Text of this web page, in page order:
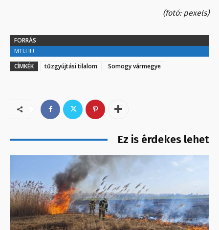
(fotó: pexels)
FORRÁS
MTI.HU
CÍMKÉK
tűzgyújtási tilalom Somogy vármegye
Ez is érdekes lehet